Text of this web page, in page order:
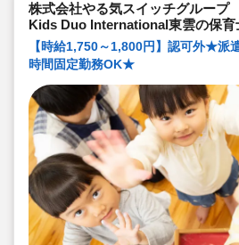
株式会社やる気スイッチグループ
Kids Duo International東雲の保育
【時給1,750～1,800円】認可外★
時間固定勤務OK★